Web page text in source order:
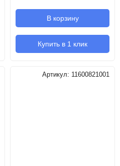
В корзину
Купить в 1 клик
Артикул: 11600821001